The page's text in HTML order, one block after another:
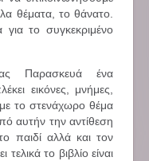
θέματα, το θάνατο.
το συγκεκριμένο
Παρασκευά ένα
εικόνες, μνήμες,
το στενάχωρο θέμα
αυτήν την αντίθεση
παιδί αλλά και τον
το βιβλίο είναι